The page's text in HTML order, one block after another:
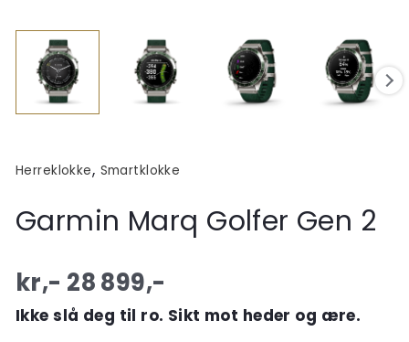
Herreklokke, Smartklokke
Garmin Marq Golfer Gen 2
kr,- 28 899,-
Ikke slå deg til ro. Sikt mot heder og ære.